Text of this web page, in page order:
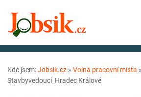
Kde jsem:Jobsik.cz » Volná pracovní místa »
Stavbyvedoucí_Hradec Králové